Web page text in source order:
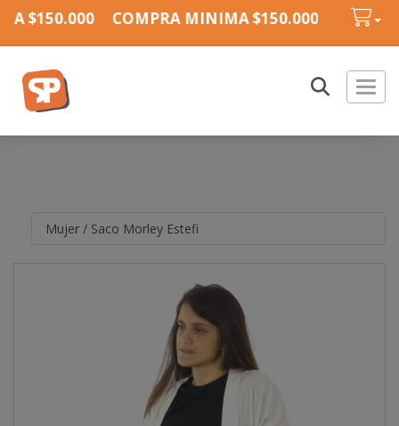
$150.000 COMPRA MINIMA $150.000
Mujer / Saco Morley Estefi